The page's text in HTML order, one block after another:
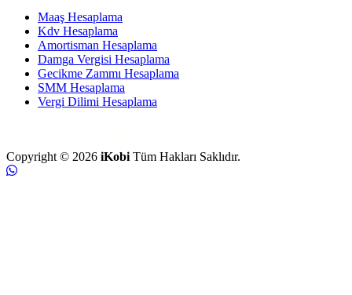
Maaş Hesaplama
Kdv Hesaplama
Amortisman Hesaplama
Damga Vergisi Hesaplama
Gecikme Zammı Hesaplama
SMM Hesaplama
Vergi Dilimi Hesaplama
Copyright © 2026 iKobi Tüm Hakları Saklıdır.